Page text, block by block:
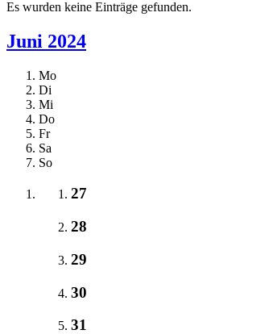
Es wurden keine Einträge gefunden.
Juni 2024
Mo
Di
Mi
Do
Fr
Sa
So
27
28
29
30
31